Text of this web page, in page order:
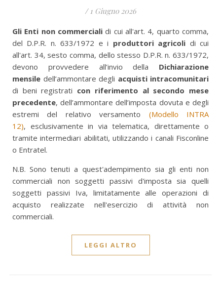
/ 1 Giugno 2026
Gli Enti non commercialidi cui all'art. 4, quarto comma,
del D.P.R. n. 633/1972 e i produttori agricoli di cui
all'art. 34, sesto comma, dello stesso D.P.R. n. 633/1972,
devono provvedere all’invio della Dichiarazione
mensile dell’ammontare degli acquisti intracomunitari
di beni registrati con riferimento al secondo mese
precedente, dell’ammontare dell’imposta dovuta e degli
estremi del relativo versamento (Modello INTRA
12), esclusivamente in via telematica, direttamente o
tramite intermediari abilitati, utilizzando i canali Fisconline
o Entratel.
N.B. Sono tenuti a quest'adempimento sia gli enti non
commerciali non soggetti passivi d'imposta sia quelli
soggetti passivi Iva, limitatamente alle operazioni di
acquisto realizzate nell'esercizio di attività non
commerciali.
LEGGI ALTRO